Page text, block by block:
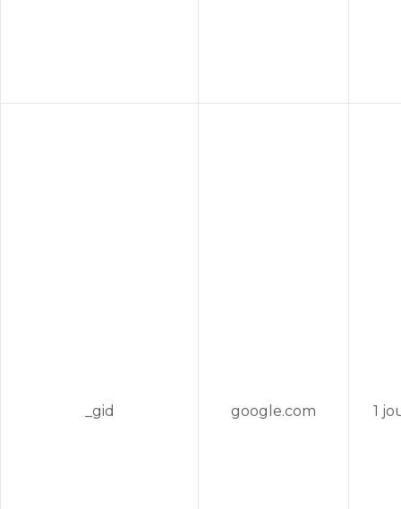
_gid google.com 1